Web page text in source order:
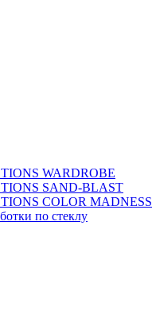
WARDROBE
SAND-BLAST
COLOR MADNESS
по стеклу